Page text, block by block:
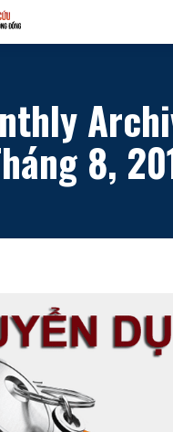
8,